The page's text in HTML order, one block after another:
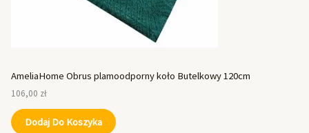
AmeliaHome Obrus plamoodporny koło Butelkowy 120cm
106,00 zł
Dodaj Do Koszyka